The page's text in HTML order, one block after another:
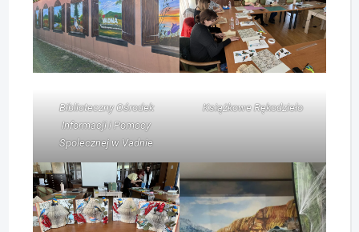
Biblioteczny Ośrodek
Informacji i Pomocy
Spolecznej w Vadnie
Książkowe Rękodzieło